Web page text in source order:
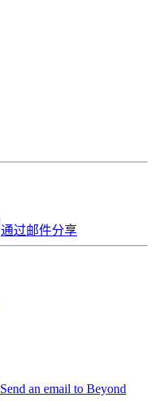
通过邮件分享
Send an email to Beyond